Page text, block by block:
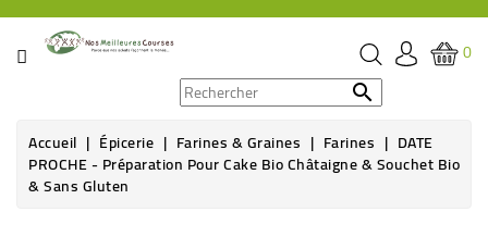
CATÉGORIE
ÉPICERIE
0

Accueil Épicerie Farines & Graines Farines DATE
PROCHE - Préparation Pour Cake Bio Châtaigne & Souchet Bio
& Sans Gluten